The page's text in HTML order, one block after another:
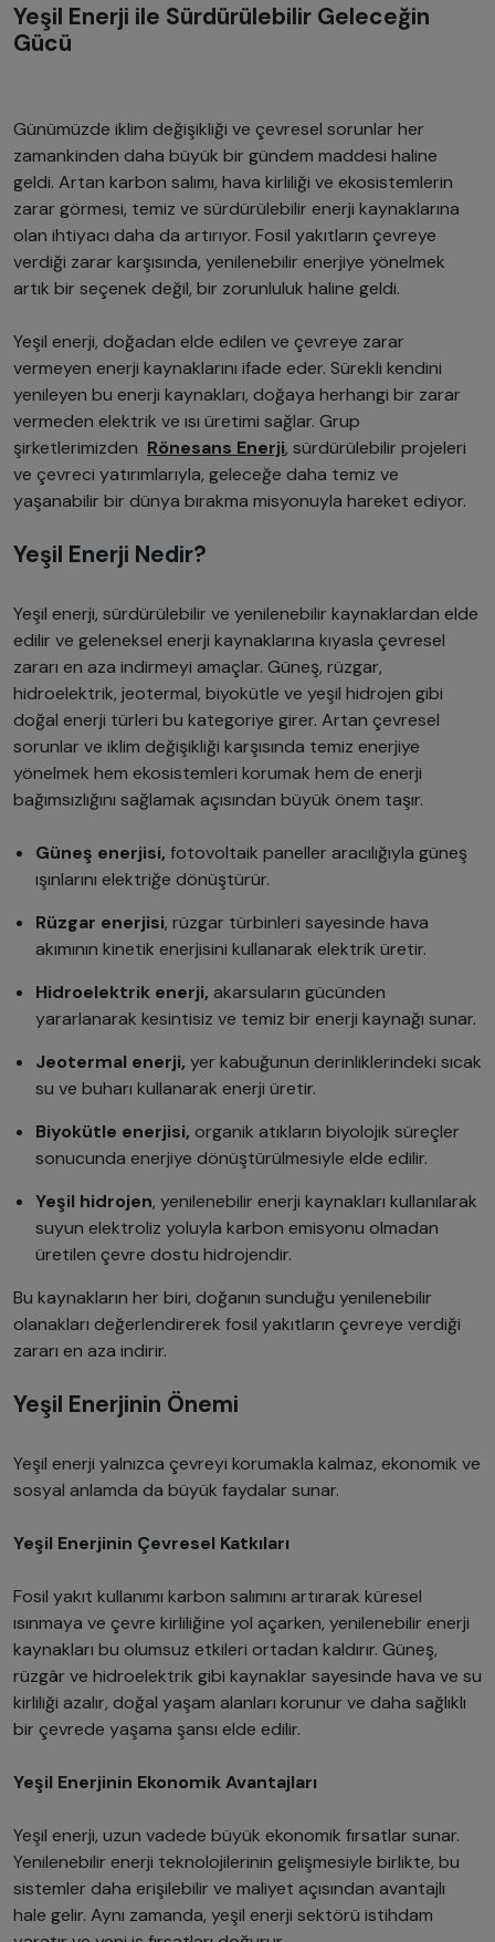
Yeşil Enerji ile Sürdürülebilir Geleceğin
Gücü
Günümüzde iklim değişikliği ve çevresel sorunlar her
zamankinden daha büyük bir gündem maddesi haline
geldi. Artan karbon salımı, hava kirliliği ve ekosistemlerin
zarar görmesi, temiz ve sürdürülebilir enerji kaynaklarına
olan ihtiyacı daha da artırıyor. Fosil yakıtların çevreye
verdiği zarar karşısında, yenilenebilir enerjiye yönelmek
artık bir seçenek değil, bir zorunluluk haline geldi.
Yeşil enerji, doğadan elde edilen ve çevreye zarar
vermeyen enerji kaynaklarını ifade eder. Sürekli kendini
yenileyen bu enerji kaynakları, doğaya herhangi bir zarar
vermeden elektrik ve ısı üretimi sağlar. Grup
şirketlerimizden Rönesans Enerji, sürdürülebilir projeleri
ve çevreci yatırımlarıyla, geleceğe daha temiz ve
yaşanabilir bir dünya bırakma misyonuyla hareket ediyor.
Yeşil Enerji Nedir?
Yeşil enerji, sürdürülebilir ve yenilenebilir kaynaklardan elde
edilir ve geleneksel enerji kaynaklarına kıyasla çevresel
zararı en aza indirmeyi amaçlar. Güneş, rüzgar,
hidroelektrik, jeotermal, biyokütle ve yeşil hidrojen gibi
doğal enerji türleri bu kategoriye girer. Artan çevresel
sorunlar ve iklim değişikliği karşısında temiz enerjiye
yönelmek hem ekosistemleri korumak hem de enerji
bağımsızlığını sağlamak açısından büyük önem taşır.
Güneş enerjisi, fotovoltaik paneller aracılığıyla güneş
ışınlarını elektriğe dönüştürür.
Rüzgar enerjisi, rüzgar türbinleri sayesinde hava
akımının kinetik enerjisini kullanarak elektrik üretir.
Hidroelektrik enerji, akarsuların gücünden
yararlanarak kesintisiz ve temiz bir enerji kaynağı sunar.
Jeotermal enerji, yer kabuğunun derinliklerindeki sıcak
su ve buharı kullanarak enerji üretir.
Biyokütle enerjisi, organik atıkların biyolojik süreçler
sonucunda enerjiye dönüştürülmesiyle elde edilir.
Yeşil hidrojen, yenilenebilir enerji kaynakları kullanılarak
suyun elektroliz yoluyla karbon emisyonu olmadan
üretilen çevre dostu hidrojendir.
Bu kaynakların her biri, doğanın sunduğu yenilenebilir
olanakları değerlendirerek fosil yakıtların çevreye verdiği
zararı en aza indirir.
Yeşil Enerjinin Önemi
Yeşil enerji yalnızca çevreyi korumakla kalmaz, ekonomik ve
sosyal anlamda da büyük faydalar sunar.
Yeşil Enerjinin Çevresel Katkıları
Fosil yakıt kullanımı karbon salımını artırarak küresel
ısınmaya ve çevre kirliliğine yol açarken, yenilenebilir enerji
kaynakları bu olumsuz etkileri ortadan kaldırır. Güneş,
rüzgâr ve hidroelektrik gibi kaynaklar sayesinde hava ve su
kirliliği azalır, doğal yaşam alanları korunur ve daha sağlıklı
bir çevrede yaşama şansı elde edilir.
Yeşil Enerjinin Ekonomik Avantajları
Yeşil enerji, uzun vadede büyük ekonomik fırsatlar sunar.
Yenilenebilir enerji teknolojilerinin gelişmesiyle birlikte, bu
sistemler daha erişilebilir ve maliyet açısından avantajlı
hale gelir. Aynı zamanda, yeşil enerji sektörü istihdam